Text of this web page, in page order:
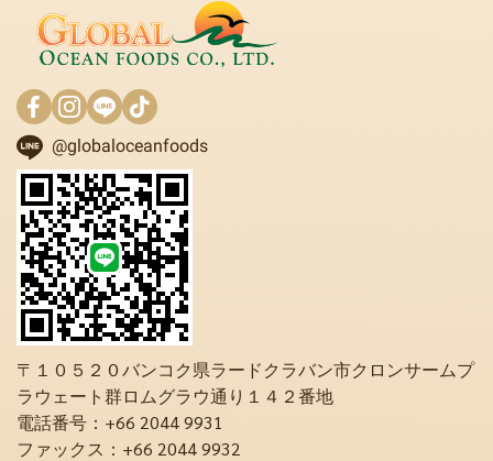
@globaloceanfoods
〒１０５２０バンコク県ラードクラバン市クロンサームプ
ラウェート群ロムグラウ通り１４２番地
電話番号：+66 2044 9931
ファックス：+66 2044 9932